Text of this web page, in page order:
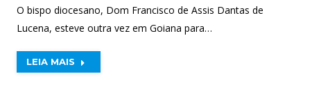
O bispo diocesano, Dom Francisco de Assis Dantas de
Lucena, esteve outra vez em Goiana para…
LEIA MAIS